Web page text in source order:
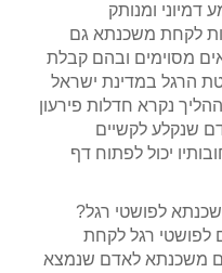
ומנותק
לקחת משכנתא גם
מסוימים ובהם קבלת
הרגל במדינת ישראל
בסוף 2019 וכיום ההליך נקרא חדלות פירעון
שנקלע לקשיים
יכול לפתוח דף
לפושטי רגל?
לפושטי רגל לקחת
משכנתא לאדם שנמצא